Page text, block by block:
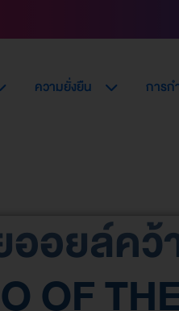
ความยั่งยืน การ
ออยล์ค
OF